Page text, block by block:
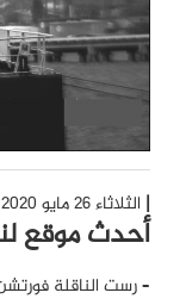
الثلاثاء 26 مايو 2020 - 22:28
أحدث موقع